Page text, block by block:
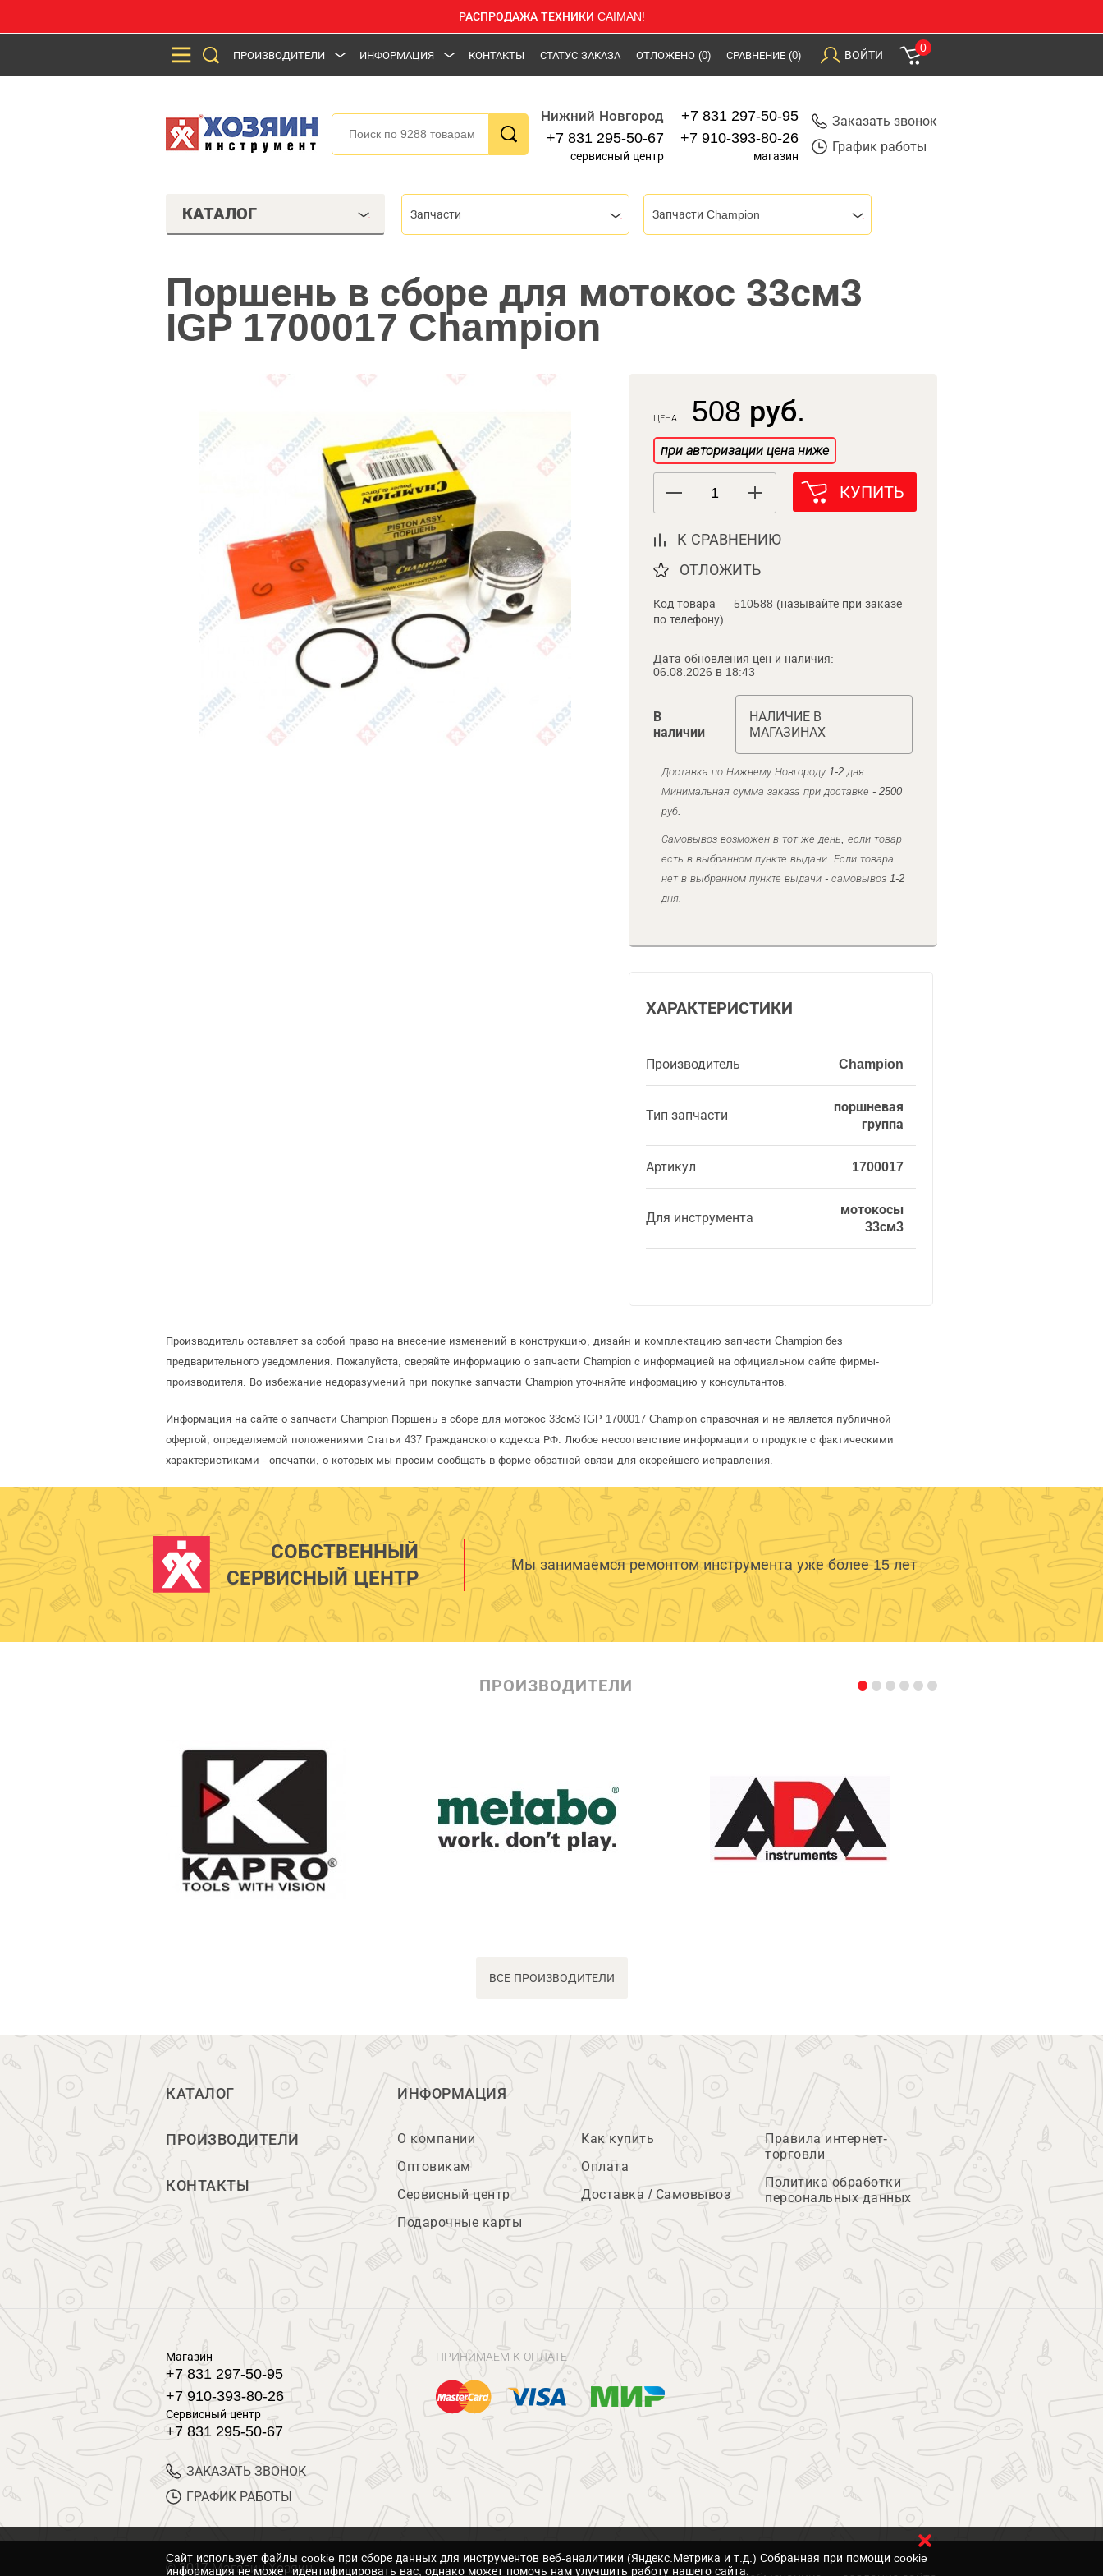
РАСПРОДАЖА ТЕХНИКИ CAIMAN!
ПРОИЗВОДИТЕЛИ ИНФОРМАЦИЯ КОНТАКТЫ СТАТУС ЗАКАЗА ОТЛОЖЕНО (0) СРАВНЕНИЕ (0) ВОЙТИ
0
Нижний Новгород
+7 831 295-50-67
сервисный центр
+7 831 297-50-95
+7 910-393-80-26
магазин
Заказать звонок
График работы
КАТАЛОГ Запчасти Запчасти Champion
Поршень в сборе для мотокос 33см3
IGP 1700017 Champion
ЦЕНА 508 руб.
при авторизации цена ниже
КУПИТЬ
К СРАВНЕНИЮ
ОТЛОЖИТЬ
Код товара — 510588 (называйте при заказе
по телефону)
Дата обновления цен и наличия:
06.08.2026 в 18:43
В
наличии
НАЛИЧИЕ В
МАГАЗИНАХ
Доставка по Нижнему Новгороду 1-2 дня .
Минимальная сумма заказа при доставке - 2500
руб.
Самовывоз возможен в тот же день, если товар
есть в выбранном пункте выдачи. Если товара
нет в выбранном пункте выдачи - самовывоз 1-2
дня.
ХАРАКТЕРИСТИКИ
Производитель Champion
Тип запчасти
поршневая
группа
Артикул 1700017
Для инструмента
мотокосы
33см3
Производитель оставляет за собой право на внесение изменений в конструкцию, дизайн и комплектацию запчасти Champion без
предварительного уведомления. Пожалуйста, сверяйте информацию о запчасти Champion с информацией на официальном сайте фирмы-
производителя. Во избежание недоразумений при покупке запчасти Champion уточняйте информацию у консультантов.
Информация на сайте о запчасти Champion Поршень в сборе для мотокос 33см3 IGP 1700017 Champion справочная и не является публичной
офертой, определяемой положениями Статьи 437 Гражданского кодекса РФ. Любое несоответствие информации о продукте с фактическими
характеристиками - опечатки, о которых мы просим сообщать в форме обратной связи для скорейшего исправления.
СОБСТВЕННЫЙ
СЕРВИСНЫЙ ЦЕНТР
Мы занимаемся ремонтом инструмента уже более 15 лет
ПРОИЗВОДИТЕЛИ
ВСЕ ПРОИЗВОДИТЕЛИ
КАТАЛОГ
ПРОИЗВОДИТЕЛИ
КОНТАКТЫ
ИНФОРМАЦИЯ
О компании
Оптовикам
Сервисный центр
Подарочные карты
Как купить
Оплата
Доставка / Самовывоз
Правила интернет-
торговли
Политика обработки
персональных данных
Магазин
+7 831 297-50-95
+7 910-393-80-26
Сервисный центр
+7 831 295-50-67
ЗАКАЗАТЬ ЗВОНОК
ГРАФИК РАБОТЫ
ПРИНИМАЕМ К ОПЛАТЕ
© 2017 Магазин Хозяин
Cайт использует файлы cookie при сборе данных для инструментов веб-аналитики (Яндекс.Метрика и т.д.) Собранная при помощи cookie
информация не может идентифицировать вас, однако может помочь нам улучшить работу нашего сайта.